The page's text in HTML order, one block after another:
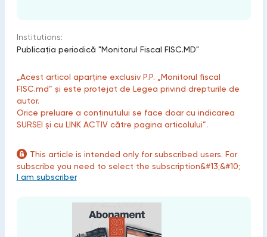
Institutions:
Publicaţia periodică "Monitorul Fiscal FISC.MD"
„Acest articol aparține exclusiv P.P. „Monitorul fiscal
FISC.md” și este protejat de Legea privind drepturile de
autor.
Orice preluare a conținutului se face doar cu indicarea
SURSEI și cu LINK ACTIV către pagina articolului”.
This article is intended only for subscribed users. For
subscribe you need to select the subscription&#13;&#10;
I am subscriber